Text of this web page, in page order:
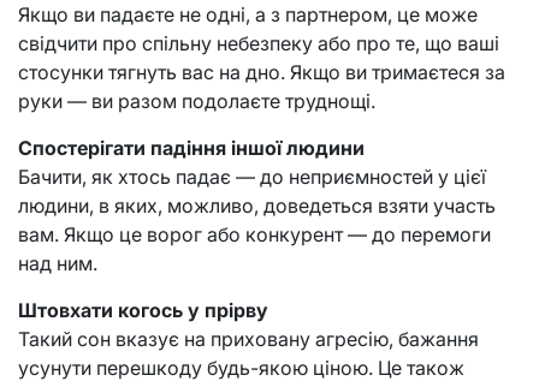
Якщо ви падаєте не одні, а з партнером, це може
свідчити про спільну небезпеку або про те, що ваші
стосунки тягнуть вас на дно. Якщо ви тримаєтеся за
руки — ви разом подолаєте труднощі.
Спостерігати падіння іншої людини
Бачити, як хтось падає — до неприємностей у цієї
людини, в яких, можливо, доведеться взяти участь
вам. Якщо це ворог або конкурент — до перемоги
над ним.
Штовхати когось у прірву
Такий сон вказує на приховану агресію, бажання
усунути перешкоду будь-якою ціною. Це також